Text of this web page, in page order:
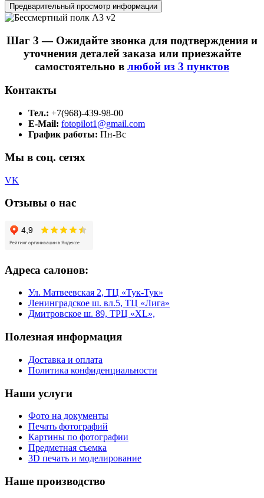
Шаг 3 — Ожидайте звонка для подтверждения и
уточнения деталей заказа или приезжайте
самостоятельно в любой из 3 пунктов
Контакты
Тел.: +7(968)-439-98-00
E-Mail: fotopilot1@gmail.com
График работы: Пн-Вс
Мы в соц. сетях
VK
Отзывы о нас
Адреса салонов:
Ул. Матвеевская 2, ТЦ «Тук-Тук»
Ленинградское ш. вл.5, ТЦ «Лига»
Дмитровское ш. 89, ТРЦ «XL»,
Полезная информация
Доставка и оплата
Политика конфиденциальности
Наши услуги
Фото на документы
Печать фотографий
Картины по фотографии
Предметная съемка
3D печать и моделирование
Наше производство